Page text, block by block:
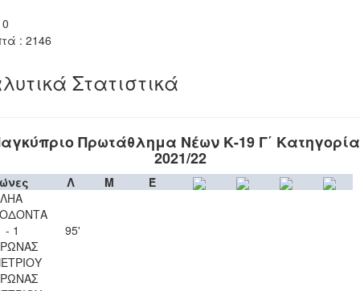
: 2146
Στατιστικά
Πρωτάθλημα Νέων Κ-19 Γ΄
2021/22
Λ Μ
Έ
- 1
95'